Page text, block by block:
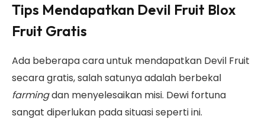
Tips Mendapatkan Devil Fruit Blox
Fruit Gratis
Ada beberapa cara untuk mendapatkan Devil Fruit
secara gratis, salah satunya adalah berbekal
farmingdan menyelesaikan misi. Dewi fortuna
sangat diperlukan pada situasi seperti ini.